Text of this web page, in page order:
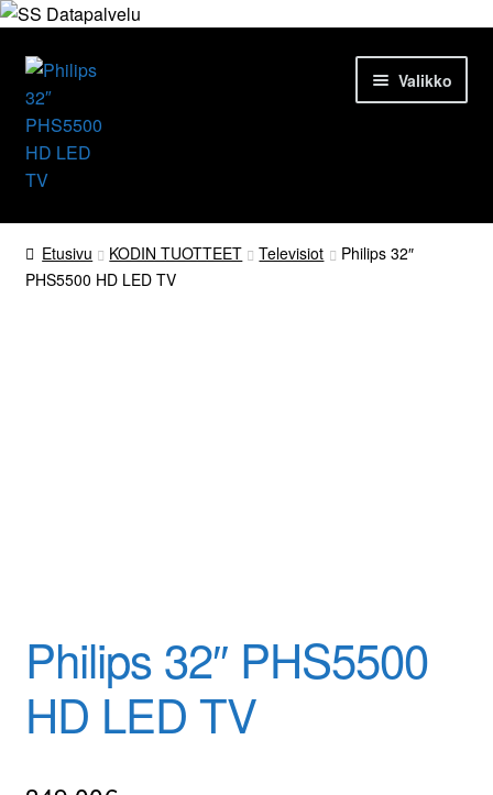
Siirry
navigointiin
Siirry
sisältöön
Valikko
Etusivu
Tuotteet
Etusivu KODIN TUOTTEET Televisiot
Philips 32″
PHS5500 HD LED TV
Philips 32″ PHS5500
HD LED TV